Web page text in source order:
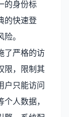
的身份标
的快速登
。
了严格的访
限，限制其
户只能访问
人数据，